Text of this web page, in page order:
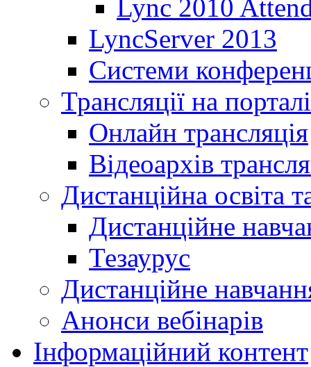
Lync 2010
LyncServer 2013
Системи
Трансляції на порталі
Онлайн трансляція
Відеоархів
Дистанційна освіта
Дистанційне
Тезаурус
Дистанційне
Анонси вебінарів
Інформаційний контент